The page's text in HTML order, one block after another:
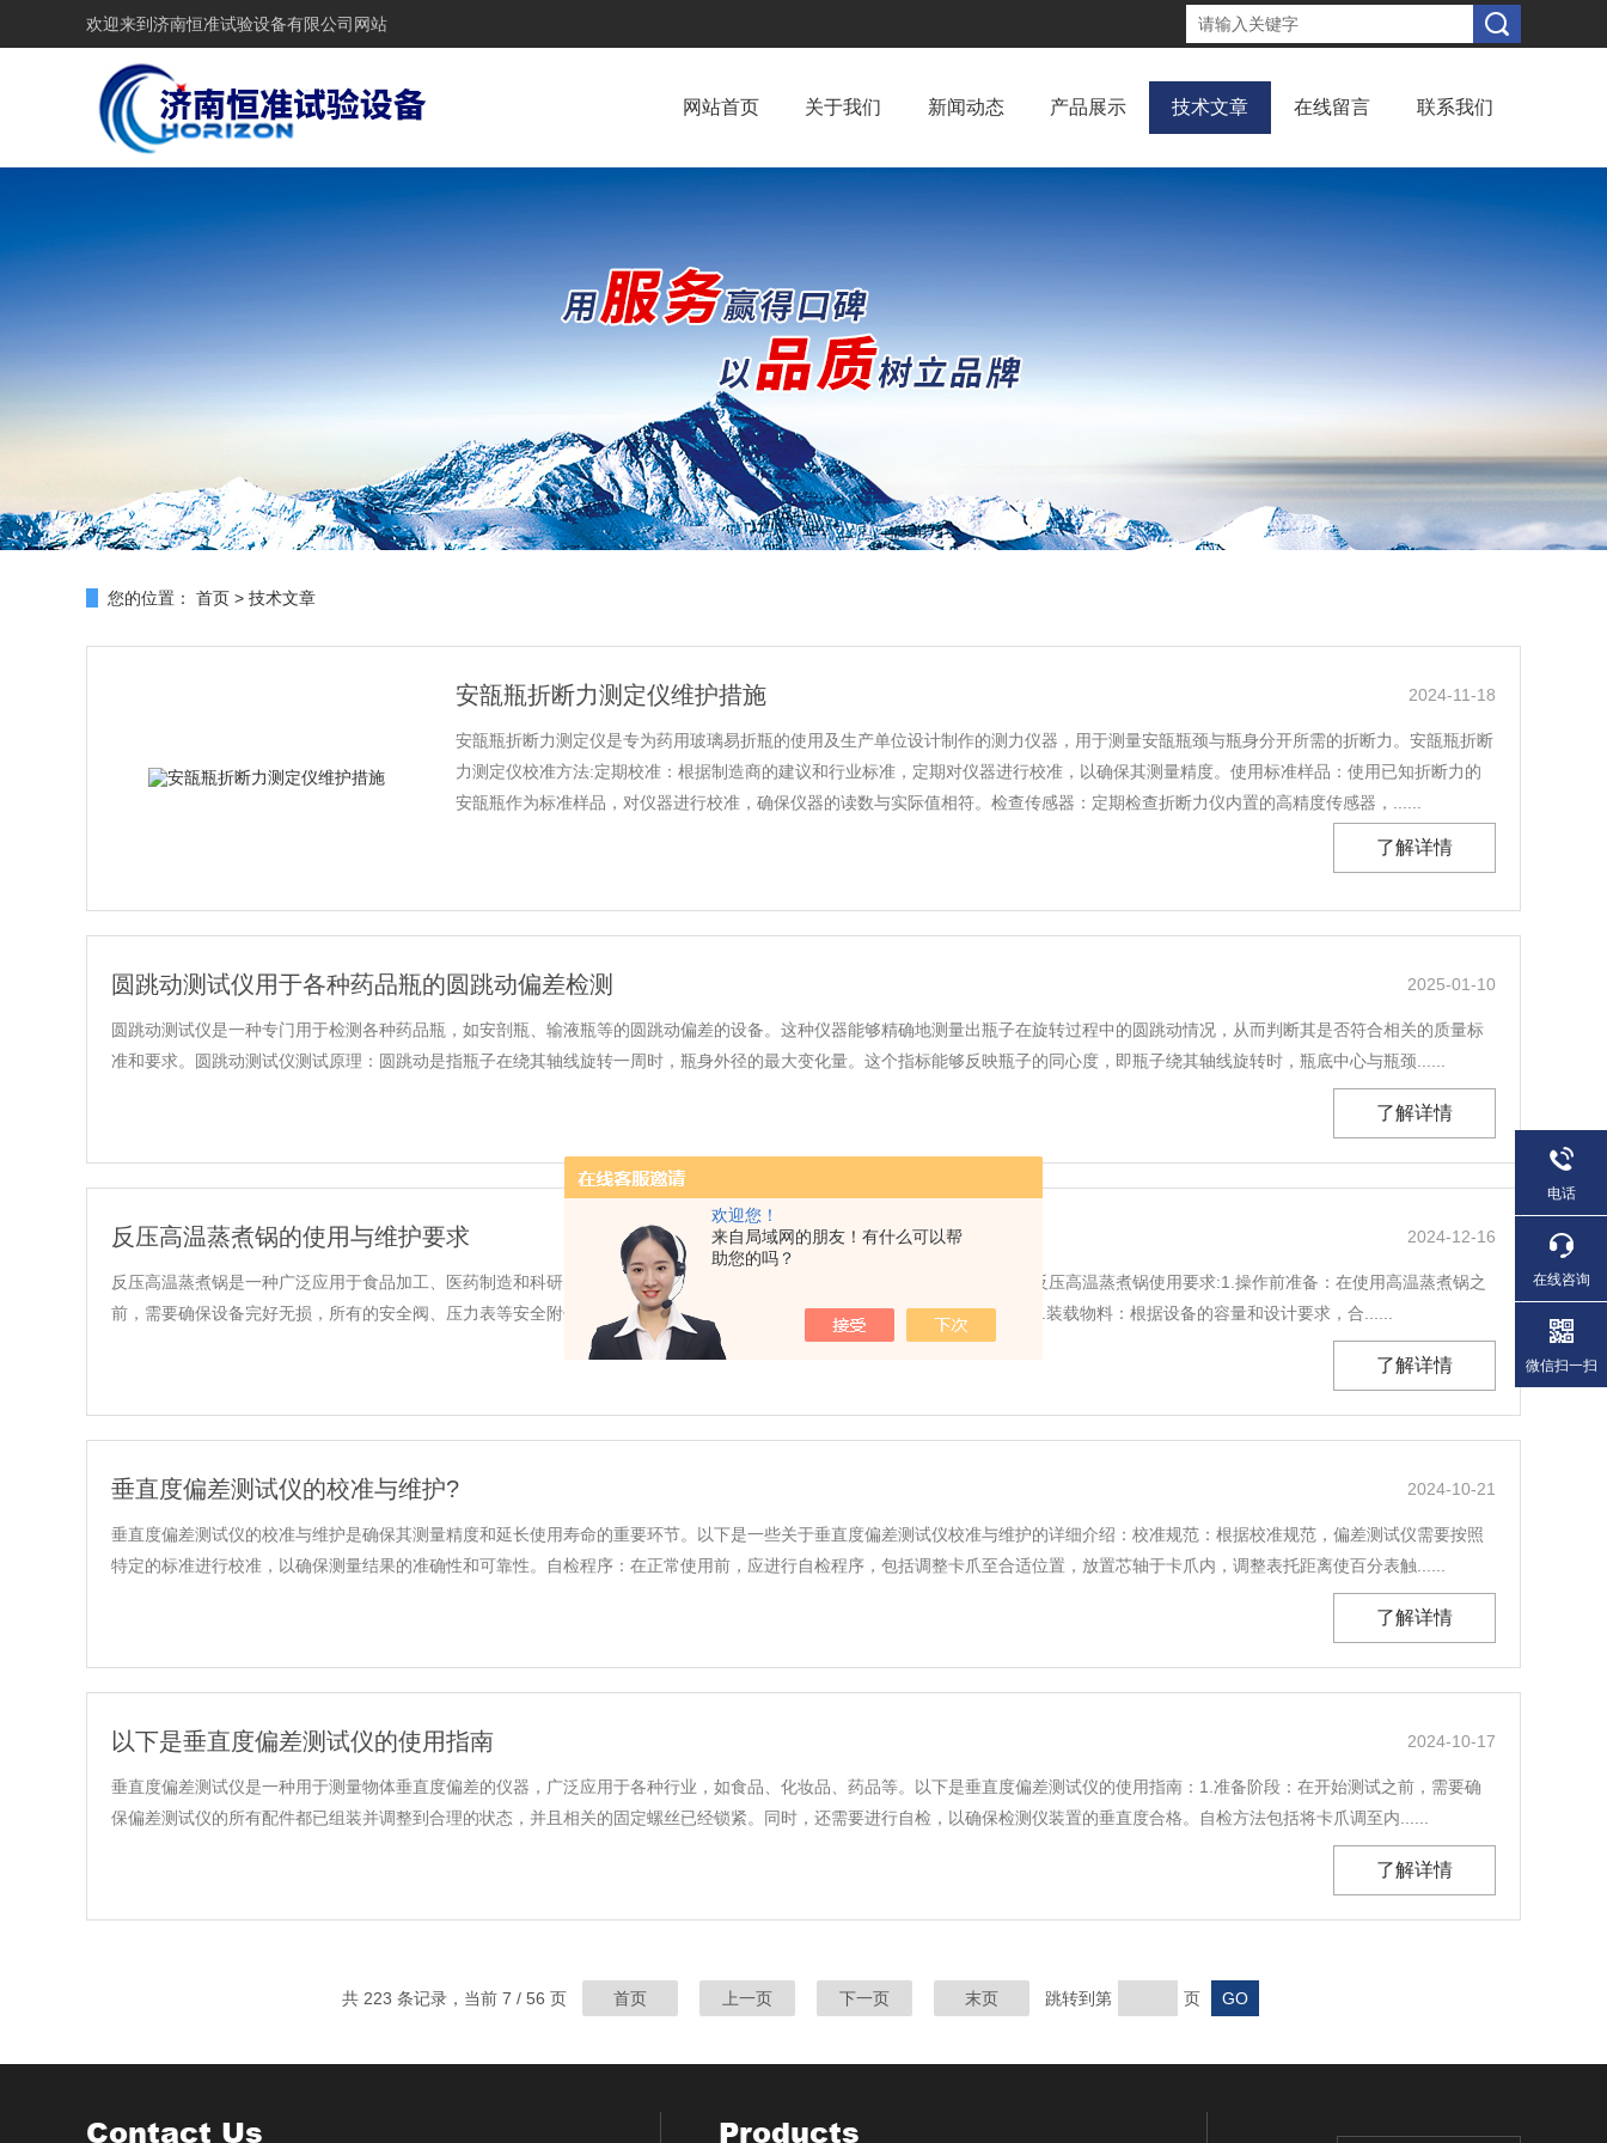
欢迎您！
来自局域网的朋友！有什么可以帮
助您的吗？
欢迎来到 济南恒准试验设备有限公司网站
网站首页 关于我们 新闻动态 产品展示 技术文章 在线留言 联系我们
您的位置： 首页 > 技术文章
安瓿瓶折断力测定仪维护措施 2024-11-18
安瓿瓶折断力测定仪是专为药用玻璃易折瓶的使用及生产单位设计制作的测力仪器，用于测量安瓿瓶颈与瓶身分开所需的折断力。安瓿瓶折断
力测定仪校准方法:定期校准：根据制造商的建议和行业标准，定期对仪器进行校准，以确保其测量精度。使用标准样品：使用已知折断力的
安瓿瓶作为标准样品，对仪器进行校准，确保仪器的读数与实际值相符。检查传感器：定期检查折断力仪内置的高精度传感器，......
了解详情
圆跳动测试仪用于各种药品瓶的圆跳动偏差检测 2025-01-10
圆跳动测试仪是一种专门用于检测各种药品瓶，如安剖瓶、输液瓶等的圆跳动偏差的设备。这种仪器能够精确地测量出瓶子在旋转过程中的圆跳动情况，从而判断其是否符合相关的质量标
准和要求。圆跳动测试仪测试原理：圆跳动是指瓶子在绕其轴线旋转一周时，瓶身外径的最大变化量。这个指标能够反映瓶子的同心度，即瓶子绕其轴线旋转时，瓶底中心与瓶颈......
了解详情
反压高温蒸煮锅的使用与维护要求 2024-12-16
反压高温蒸煮锅是一种广泛应用于食品加工、医药制造和科研实验中的设备，它通过高温高压来加速物料的烹饪或灭菌过程。反压高温蒸煮锅使用要求:1.操作前准备：在使用高温蒸煮锅之
前，需要确保设备完好无损，所有的安全阀、压力表等安全附件齐全有效。同时，检查电源线是否连接正确，水源是否充足。2.装载物料：根据设备的容量和设计要求，合......
了解详情
垂直度偏差测试仪的校准与维护? 2024-10-21
垂直度偏差测试仪的校准与维护是确保其测量精度和延长使用寿命的重要环节。以下是一些关于垂直度偏差测试仪校准与维护的详细介绍：校准规范：根据校准规范，偏差测试仪需要按照
特定的标准进行校准，以确保测量结果的准确性和可靠性。自检程序：在正常使用前，应进行自检程序，包括调整卡爪至合适位置，放置芯轴于卡爪内，调整表托距离使百分表触......
了解详情
以下是垂直度偏差测试仪的使用指南 2024-10-17
垂直度偏差测试仪是一种用于测量物体垂直度偏差的仪器，广泛应用于各种行业，如食品、化妆品、药品等。以下是垂直度偏差测试仪的使用指南：1.准备阶段：在开始测试之前，需要确
保偏差测试仪的所有配件都已组装并调整到合理的状态，并且相关的固定螺丝已经锁紧。同时，还需要进行自检，以确保检测仪装置的垂直度合格。自检方法包括将卡爪调至内......
了解详情
共 223 条记录，当前 7 / 56 页 首页 上一页 下一页 末页 跳转到第 页
Contact Us Products
电话
在线咨询
微信扫一扫